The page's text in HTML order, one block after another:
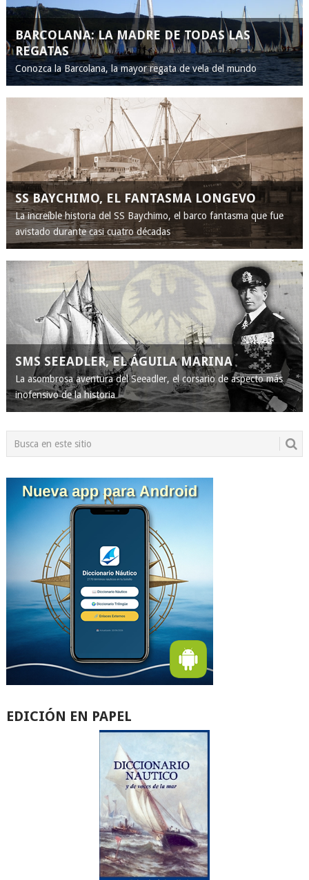
BARCOLANA: LA MADRE DE TODAS LAS
REGATAS
Conozca la Barcolana, la mayor regata de vela del mundo
SS BAYCHIMO, EL FANTASMA LONGEVO
La increíble historia del SS Baychimo, el barco fantasma que fue
avistado durante casi cuatro décadas
SMS SEEADLER, EL ÁGUILA MARINA
La asombrosa aventura del Seeadler, el corsario de aspecto más
inofensivo de la historia
EDICIÓN EN PAPEL